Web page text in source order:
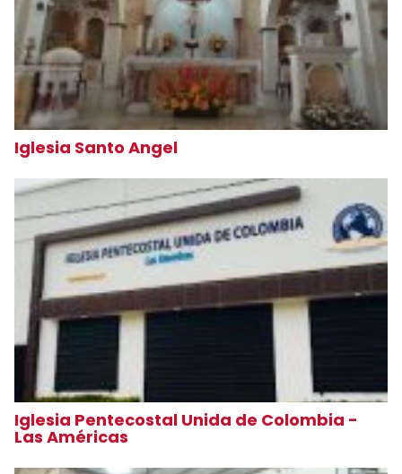
Iglesia Santo Angel
Iglesia Pentecostal Unida de Colombia -
Las Américas